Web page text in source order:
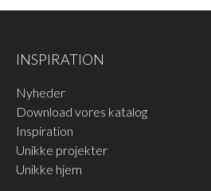
INSPIRATION
Nyheder
Download vores katalog
Inspiration
Unikke projekter
Unikke hjem